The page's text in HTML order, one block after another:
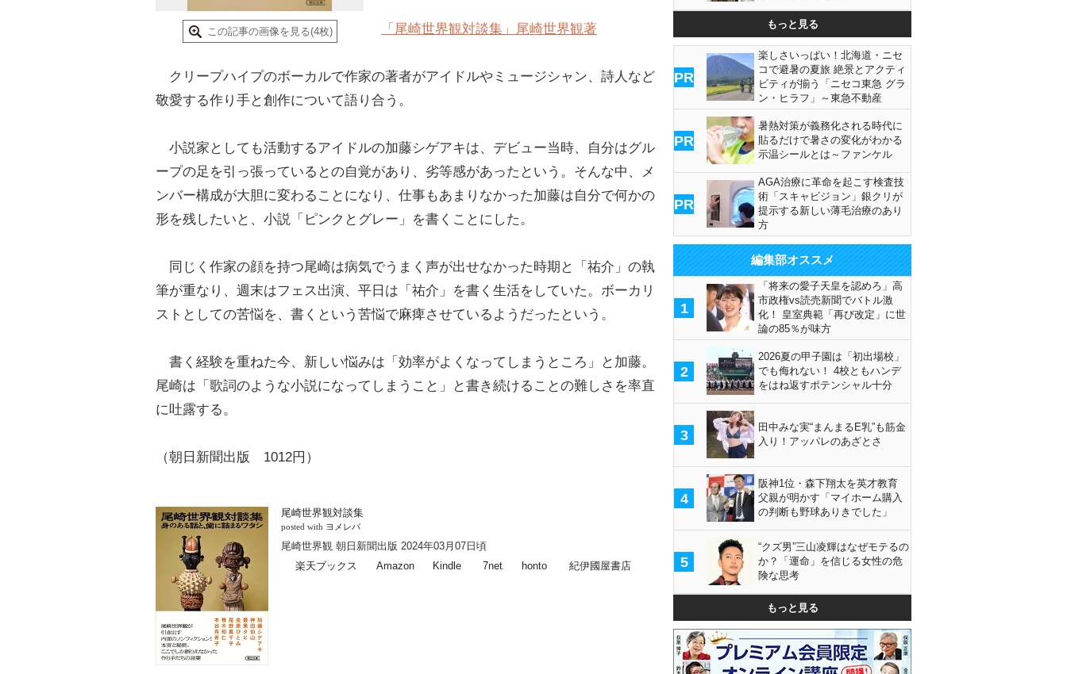
この記事の画像を見る(4枚) 「尾崎世界観対談集」尾崎世界観著
クリープハイプのボーカルで作家の著者がアイドルやミュージシャン、詩人など
敬愛する作り手と創作について語り合う。
小説家としても活動するアイドルの加藤シゲアキは、デビュー当時、自分はグル
ープの足を引っ張っているとの自覚があり、劣等感があったという。そんな中、メ
ンバー構成が大胆に変わることになり、仕事もあまりなかった加藤は自分で何かの
形を残したいと、小説「ピンクとグレー」を書くことにした。
同じく作家の顔を持つ尾崎は病気でうまく声が出せなかった時期と「祐介」の執
筆が重なり、週末はフェス出演、平日は「祐介」を書く生活をしていた。ボーカリ
ストとしての苦悩を、書くという苦悩で麻痺させているようだったという。
書く経験を重ねた今、新しい悩みは「効率がよくなってしまうところ」と加藤。
尾崎は「歌詞のような小説になってしまうこと」と書き続けることの難しさを率直
に吐露する。
（朝日新聞出版 1012円）
尾崎世界観対談集
posted with ヨメレバ
尾崎世界観 朝日新聞出版 2024年03月07日頃
楽天ブックス
Amazon Kindle 7net honto 紀伊國屋書店
もっと見る
PR
楽しさいっぱい！北海道・ニセ
コで避暑の夏旅 絶景とアクティ
ビティが揃う「ニセコ東急 グラ
ン・ヒラフ」～東急不動産
PR
暑熱対策が義務化される時代に
貼るだけで暑さの変化がわかる
示温シールとは～ファンケル
PR
AGA治療に革命を起こす検査技
術「スキャビジョン」銀クリが
提示する新しい薄毛治療のあり
方
編集部オススメ
1
「将来の愛子天皇を認めろ」高
市政権vs読売新聞でバトル激
化！ 皇室典範「再び改定」に世
論の85％が味方
2
2026夏の甲子園は「初出場校」
でも侮れない！ 4校ともハンデ
をはね返すポテンシャル十分
3
田中みな実“まんまるE乳”も筋金
入り！アッパレのあざとさ
4
阪神1位・森下翔太を英才教育
父親が明かす「マイホーム購入
の判断も野球ありきでした」
5
“クズ男”三山凌輝はなぜモテるの
か？「運命」を信じる女性の危
険な思考
もっと見る